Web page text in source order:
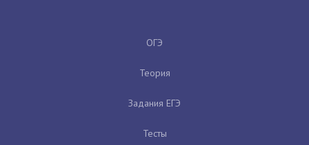
ОГЭ
Теория
Задания ЕГЭ
Тесты